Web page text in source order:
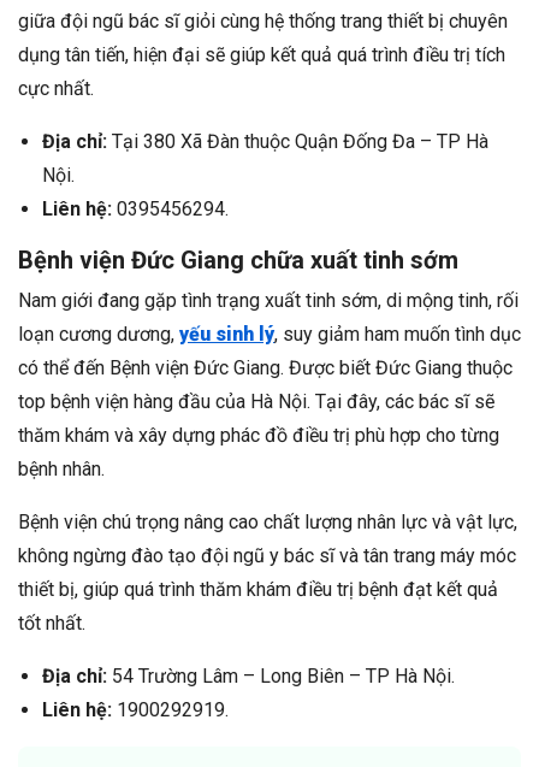
giữa đội ngũ bác sĩ giỏi cùng hệ thống trang thiết bị chuyên
dụng tân tiến, hiện đại sẽ giúp kết quả quá trình điều trị tích
cực nhất.
Địa chỉ: Tại 380 Xã Đàn thuộc Quận Đống Đa – TP Hà
Nội.
Liên hệ: 0395456294.
Bệnh viện Đức Giang chữa xuất tinh sớm
Nam giới đang gặp tình trạng xuất tinh sớm, di mộng tinh, rối
loạn cương dương, yếu sinh lý, suy giảm ham muốn tình dục
có thể đến Bệnh viện Đức Giang. Được biết Đức Giang thuộc
top bệnh viện hàng đầu của Hà Nội. Tại đây, các bác sĩ sẽ
thăm khám và xây dựng phác đồ điều trị phù hợp cho từng
bệnh nhân.
Bệnh viện chú trọng nâng cao chất lượng nhân lực và vật lực,
không ngừng đào tạo đội ngũ y bác sĩ và tân trang máy móc
thiết bị, giúp quá trình thăm khám điều trị bệnh đạt kết quả
tốt nhất.
Địa chỉ: 54 Trường Lâm – Long Biên – TP Hà Nội.
Liên hệ: 1900292919.